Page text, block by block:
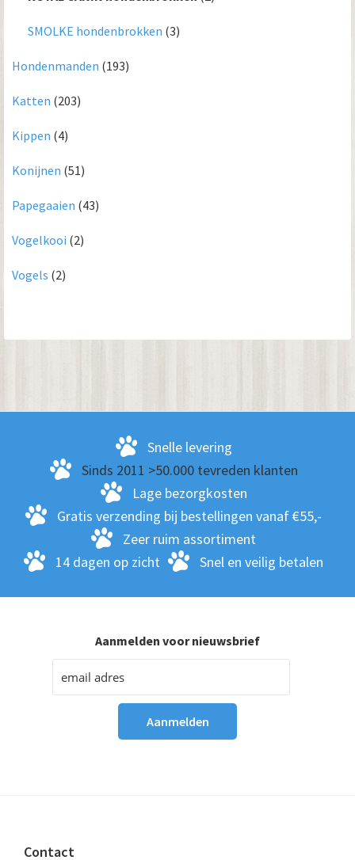
SMOLKE hondenbrokken (3)
Hondenmanden (193)
Katten (203)
Kippen (4)
Konijnen (51)
Papegaaien (43)
Vogelkooi (2)
Vogels (2)
Snelle levering
Sinds 2011 >50.000 tevreden klanten
Lage bezorgkosten
Gratis verzending bij bestellingen vanaf €55,-
Zeer ruim assortiment
14 dagen op zicht
Snel en veilig betalen
Aanmelden voor nieuwsbrief
Contact